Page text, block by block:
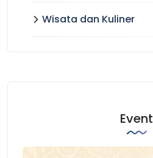
Wisata dan Kuliner
Event